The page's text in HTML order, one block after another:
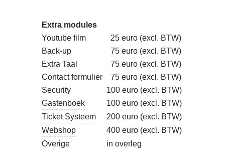
Extra modules
Youtube film
25 euro (excl. BTW)
Back-up
75 euro (excl. BTW)
Extra Taal
75 euro (excl. BTW)
Contact formulier
75 euro (excl. BTW)
Security
100 euro (excl. BTW)
Gastenboek
100 euro (excl. BTW)
Ticket Systeem
200 euro (excl. BTW)
Webshop
400 euro (excl. BTW)
Overige
in overleg